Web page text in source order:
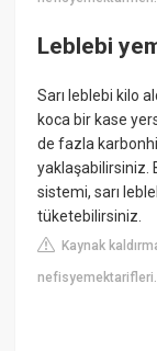
Leblebi
Sarı leblebi kilo
koca bir kase
de fazla
yaklaşabilirsiniz.
sistemi, sarı
tüketebilirsiniz.
Kaynak